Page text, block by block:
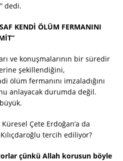
” dedi.
KENDİ ÖLÜM FERMANINI
ve konuşmalarının bir süredir
şekillendiğini,
ölüm fermanını imzaladığını
anlayacak durumda değil.
Çete Erdoğan’a da
tercih ediliyor?
çünkü Allah korusun böyle